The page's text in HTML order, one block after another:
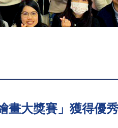
畫大獎賽」獲得優